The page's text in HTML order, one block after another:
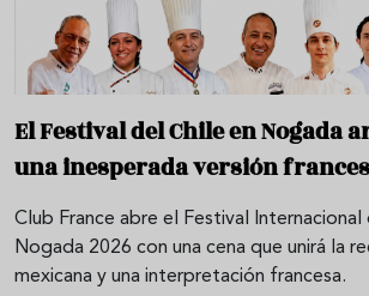
El Festival del Chile en Nogada
una inesperada versión
Club France abre el Festival Internacional
Nogada 2026 con una cena que unirá la
mexicana y una interpretación francesa.